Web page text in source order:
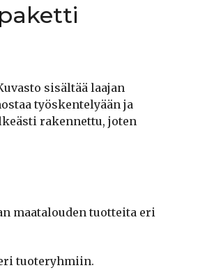
sisältää laajan
työskentelyään ja
rakennettu, joten
maatalouden tuotteita eri
tuoteryhmiin.